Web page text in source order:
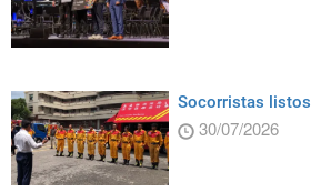
Socorristas listos
30/07/2026